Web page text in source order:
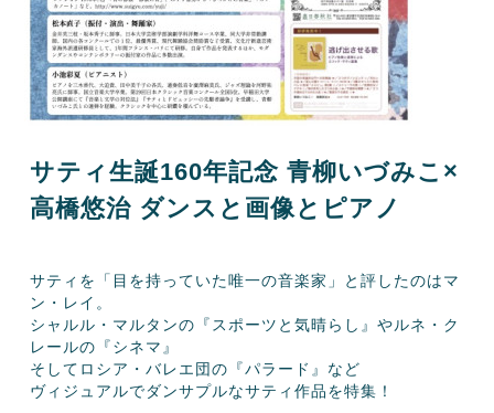
サティ生誕160年記念 青柳いづみこ×
高橋悠治 ダンスと画像とピアノ
サティを「目を持っていた唯一の音楽家」と評したのはマ
ン・レイ。
シャルル・マルタンの『スポーツと気晴らし』やルネ・ク
レールの『シネマ』
そしてロシア・バレエ団の『パラード』など
ヴィジュアルでダンサプルなサティ作品を特集！